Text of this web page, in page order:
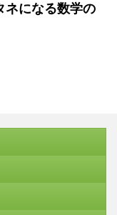
ネになる数学の